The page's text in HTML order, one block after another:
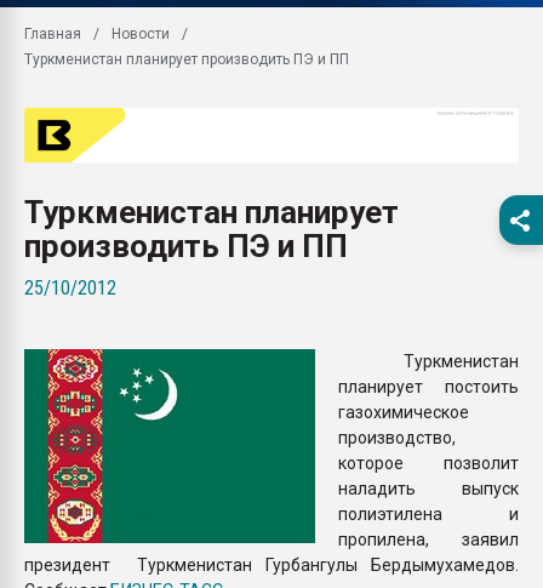
пластмасс
28.07.2026
ПЕРЕЙТИ НА
Главная
Новости
Туркменистан планирует производить ПЭ и ПП
Туркменистан планирует
производить ПЭ и ПП
25/10/2012
Туркменистан
планирует постоить
газохимическое
производство,
которое позволит
наладить выпуск
полиэтилена и
пропилена, заявил
президент Туркменистан Гурбангулы Бердымухамедов.